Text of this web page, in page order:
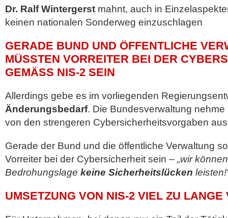
Dr. Ralf Wintergerst mahnt, auch in
keinen nationalen Sonderweg einzuschlagen
GERADE BUND UND ÖFFENTLICHE
MÜSSTEN VORREITER BEI DER
GEMÄSS NIS-2 SEIN
Allerdings gebe es im vorliegenden
Änderungsbedarf. Die Bundesverwaltung
von den strengeren Cybersicherheitsvorgaben
Gerade der Bund und die öffentliche Verwaltung
Vorreiter bei der Cybersicherheit sein – „wir
Bedrohungslage keine Sicherheitslücken
UMSETZUNG VON NIS-2 VIEL ZU LANGE